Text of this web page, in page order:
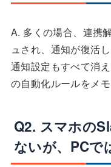
A. 多くの場合、連携
ュされ、通知が復活
通知設定もすべて消
の自動化ルールをメ
Q2. スマホの
ないが、PCで